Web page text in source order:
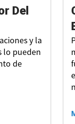
Del
y la
lo pueden
de